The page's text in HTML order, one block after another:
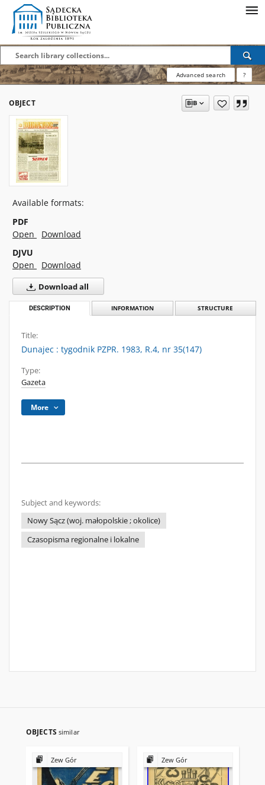
Advanced search ?
OBJECT
Available formats:
PDF
Open
Download
DJVU
Open
Download
Download all
DESCRIPTION INFORMATION STRUCTURE
Title:
Dunajec : tygodnik PZPR. 1983, R.4, nr 35(147)
Type:
Gazeta
More
Subject and keywords:
Nowy Sącz (woj. małopolskie ; okolice)
Czasopisma regionalne i lokalne
OBJECTS similar
Zew Gór Zew Gór